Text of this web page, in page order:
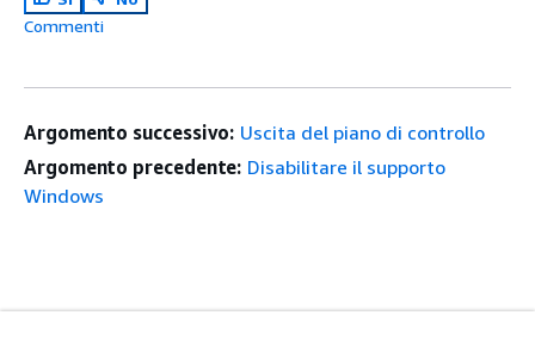
Commenti
Argomento successivo: Uscita del piano di controllo
Argomento precedente: Disabilitare il supporto
Windows